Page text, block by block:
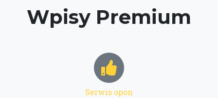
Wpisy Premium
Serwis opon